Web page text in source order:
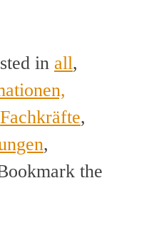
in all,
Fachkräfte,
,
the